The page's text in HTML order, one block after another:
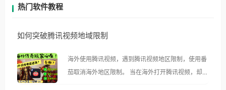
热门软件教程
如何突破腾讯视频地域限制
海外使用腾讯视频，遇到腾讯视频地区限制，使用番
茄取消海外地区限制。 当在海外打开腾讯视频，却突